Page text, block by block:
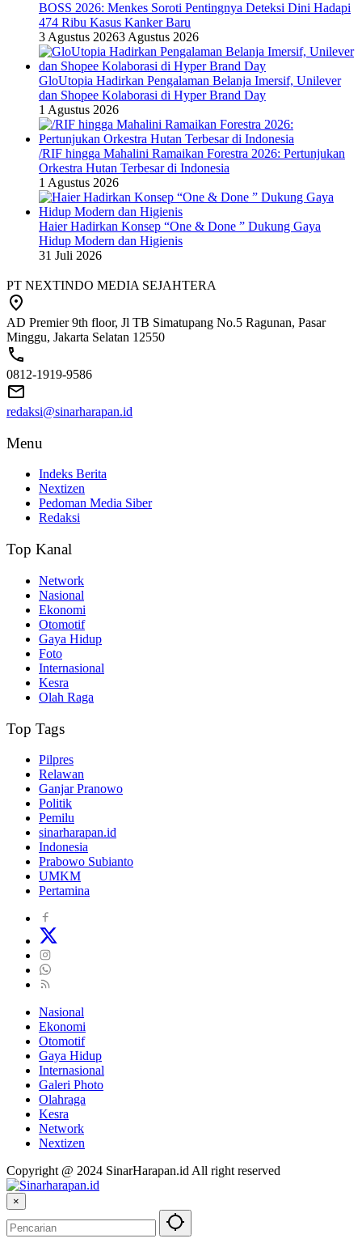
BOSS 2026: Menkes Soroti Pentingnya Deteksi Dini Hadapi
474 Ribu Kasus Kanker Baru
3 Agustus 20263 Agustus 2026
GloUtopia Hadirkan Pengalaman Belanja Imersif, Unilever
dan Shopee Kolaborasi di Hyper Brand Day
1 Agustus 2026
/RIF hingga Mahalini Ramaikan Forestra 2026: Pertunjukan
Orkestra Hutan Terbesar di Indonesia
1 Agustus 2026
Haier Hadirkan Konsep “One & Done ” Dukung Gaya
Hidup Modern dan Higienis
31 Juli 2026
PT NEXTINDO MEDIA SEJAHTERA
AD Premier 9th floor, Jl TB Simatupang No.5 Ragunan, Pasar
Minggu, Jakarta Selatan 12550
0812-1919-9586
redaksi@sinarharapan.id
Menu
Indeks Berita
Nextizen
Pedoman Media Siber
Redaksi
Top Kanal
Network
Nasional
Ekonomi
Otomotif
Gaya Hidup
Foto
Internasional
Kesra
Olah Raga
Top Tags
Pilpres
Relawan
Ganjar Pranowo
Politik
Pemilu
sinarharapan.id
Indonesia
Prabowo Subianto
UMKM
Pertamina
Nasional
Ekonomi
Otomotif
Gaya Hidup
Internasional
Galeri Photo
Olahraga
Kesra
Network
Nextizen
Copyright @ 2024 SinarHarapan.id All right reserved
×